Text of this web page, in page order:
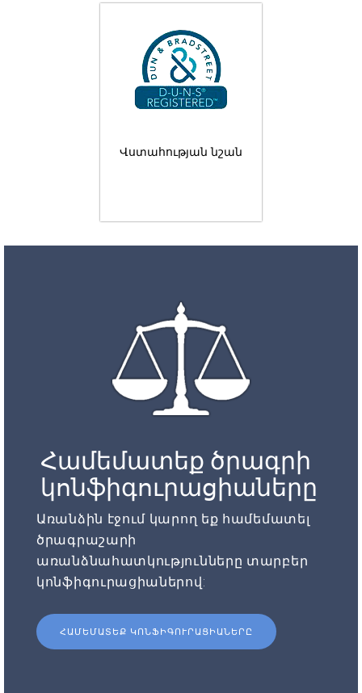
Վստահության նշան
Համեմատեք ծրագրի
կոնֆիգուրացիաները
Առանձին էջում կարող եք համեմատել
ծրագրաշարի
առանձնահատկությունները տարբեր
կոնֆիգուրացիաներով:
ՀԱՄԵՄԱՏԵՔ ԿՈՆՖԻԳՈՒՐԱՑԻԱՆԵՐԸ